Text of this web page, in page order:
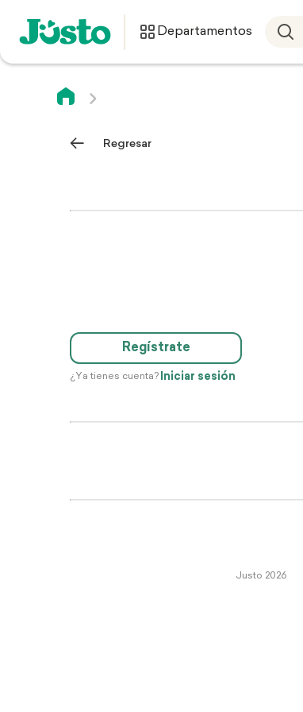
Departamentos
Regresar
Regístrate
¿Ya tienes cuenta? Iniciar sesión
Justo 2026